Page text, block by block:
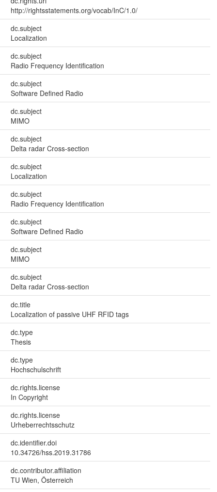
http://rightsstatements.org/vocab/InC/1.0/
dc.subject
Localization
dc.subject
Radio Frequency Identification
dc.subject
Software Defined Radio
dc.subject
MIMO
dc.subject
Delta radar Cross-section
dc.subject
Localization
dc.subject
Radio Frequency Identification
dc.subject
Software Defined Radio
dc.subject
MIMO
dc.subject
Delta radar Cross-section
dc.title
Localization of passive UHF RFID tags
dc.type
Thesis
dc.type
Hochschulschrift
dc.rights.license
In Copyright
dc.rights.license
Urheberrechtsschutz
dc.identifier.doi
10.34726/hss.2019.31786
dc.contributor.affiliation
TU Wien, Österreich